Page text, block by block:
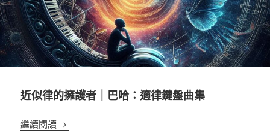
近似律的擁護者｜巴哈：適律鍵盤曲集
繼續閱讀 近似律的擁護者｜巴哈：適律鍵盤曲集